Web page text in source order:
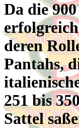
Da die
deren
Pantahs,
251 bis
Sattel